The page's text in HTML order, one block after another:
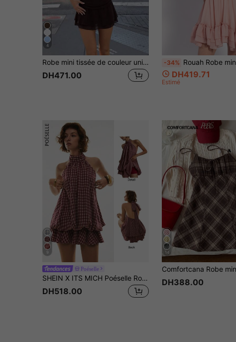
4
Robe mini tissée de couleur unie à double couche pour femmes avec short de intégré, fronces à la taille, sexy, élégante, chic, mode de villégiature d'été, marron
DH471.00
-34% Rouah Robe mini bohème à volants style servante de lait pour femme pour l'été - Robe mini rose, robe servante de lait rose,
DH419.71
Estimé
9
Poéselle
SHEIN X ITS MICH Poéselle Robe mini d'été à la mode pour femmes, avec volants à l'ourlet, col ras-du-cou et dos nu
DH518.00
14
DH388.00